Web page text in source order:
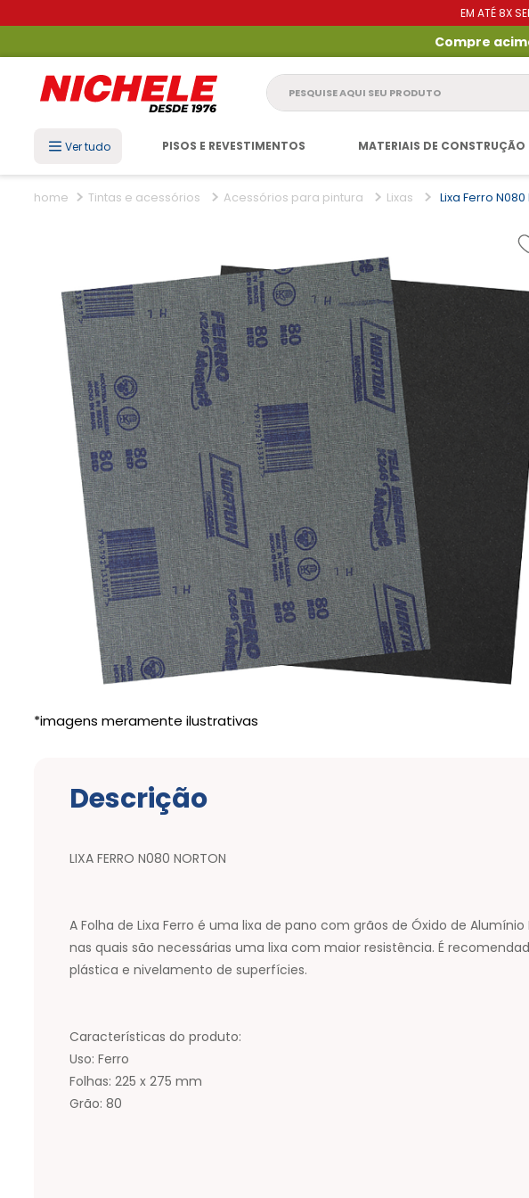
EM ATÉ 8X
Compre
Pesquise aqui seu produto
Ver tudo PISOS E REVESTIMENTOS MATERIAIS DE CONSTRUÇÃO
Tintas e acessórios Acessórios para pintura Lixas Lixa Ferro
Descrição
LIXA FERRO N080 NORTON
A Folha de Lixa Ferro é uma lixa de pano com grãos de Óxido de
nas quais são necessárias uma lixa com maior resistência. É
plástica e nivelamento de superfícies.
Características do produto:
Uso: Ferro
Folhas: 225 x 275 mm
Grão: 80